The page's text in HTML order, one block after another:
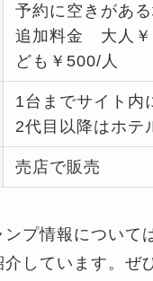
予約に空きがあ
追加料金 大人
ども￥500/人
1台までサイト内
2代目以降はホテ
売店で販売
ンプ情報について
しています。ぜ